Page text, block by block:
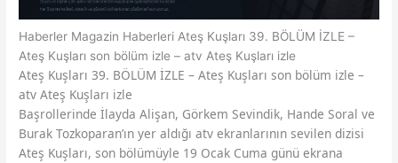
Haberler Magazin HaberleriAteş Kuşları 39. BÖLÜM İZLE –
Ateş Kuşları son bölüm izle – atv Ateş Kuşları izle
Ateş Kuşları 39. BÖLÜM İZLE – Ateş Kuşları son bölüm izle –
atv Ateş Kuşları izle
Başrollerinde İlayda Alişan, Görkem Sevindik, Hande Soral ve
Burak Tozkoparan’ın yer aldığı atv ekranlarının sevilen dizisi
Ateş Kuşları, son bölümüyle 19 Ocak Cuma günü ekrana